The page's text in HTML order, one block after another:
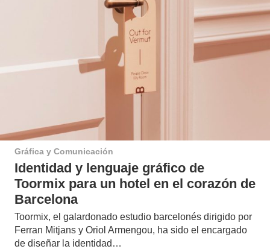
Gráfica y Comunicación
Identidad y lenguaje gráfico de
Toormix para un hotel en el corazón de
Barcelona
Toormix, el galardonado estudio barcelonés dirigido por
Ferran Mitjans y Oriol Armengou, ha sido el encargado
de diseñar la identidad…